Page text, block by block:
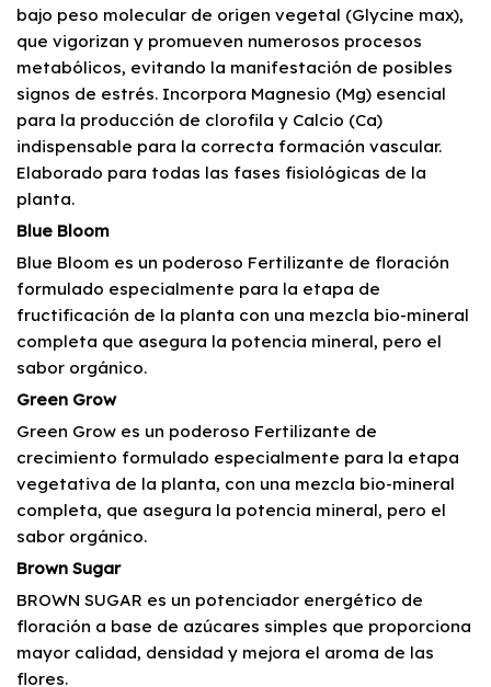
bajo peso molecular de origen vegetal (Glycine max),
que vigorizan y promueven numerosos procesos
metabólicos, evitando la manifestación de posibles
signos de estrés. Incorpora Magnesio (Mg) esencial
para la producción de clorofila y Calcio (Ca)
indispensable para la correcta formación vascular.
Elaborado para todas las fases fisiológicas de la
planta.
Blue Bloom
Blue Bloom es un poderoso Fertilizante de floración
formulado especialmente para la etapa de
fructificación de la planta con una mezcla bio-mineral
completa que asegura la potencia mineral, pero el
sabor orgánico.
Green Grow
Green Grow es un poderoso Fertilizante de
crecimiento formulado especialmente para la etapa
vegetativa de la planta, con una mezcla bio-mineral
completa, que asegura la potencia mineral, pero el
sabor orgánico.
Brown Sugar
BROWN SUGAR es un potenciador energético de
floración a base de azúcares simples que proporciona
mayor calidad, densidad y mejora el aroma de las
flores.